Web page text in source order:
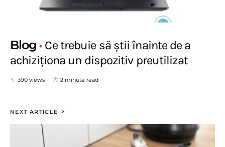
Blog
Ce trebuie să știi înainte de a
achiziționa un dispozitiv preutilizat
390 views 2 minute read
NEXT ARTICLE